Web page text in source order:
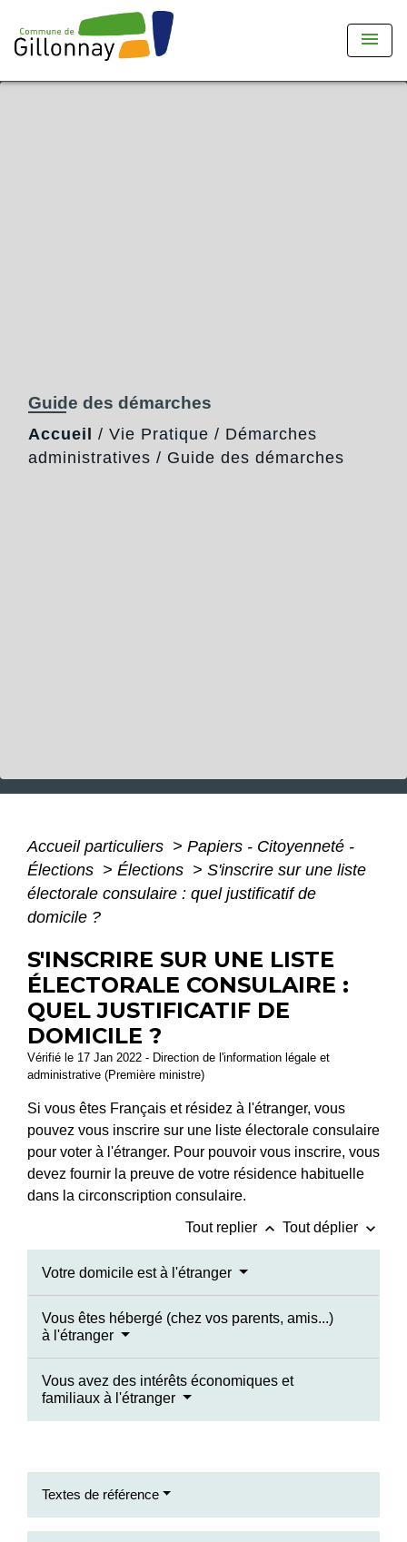
menu
Guide des démarches
Accueil / Vie Pratique / Démarches
administratives / Guide des démarches
Accueil particuliers > Papiers - Citoyenneté -
Élections > Élections > S'inscrire sur une liste
électorale consulaire : quel justificatif de
domicile ?
S'INSCRIRE SUR UNE LISTE
ÉLECTORALE CONSULAIRE :
QUEL JUSTIFICATIF DE
DOMICILE ?
Vérifié le 17 Jan 2022 - Direction de l'information légale et
administrative (Première ministre)
Si vous êtes Français et résidez à l'étranger, vous
pouvez vous inscrire sur une liste électorale consulaire
pour voter à l'étranger. Pour pouvoir vous inscrire, vous
devez fournir la preuve de votre résidence habituelle
dans la circonscription consulaire.
Tout replier keyboard_arrow_up Tout déplier keyboard_arrow_down
Votre domicile est à l'étranger
Vous êtes hébergé (chez vos parents, amis...)
à l'étranger
Vous avez des intérêts économiques et
familiaux à l'étranger
Textes de référence